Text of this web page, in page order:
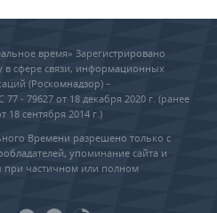
время» Зарегистрировано
в сфере связи, информационных
(Роскомнадзор) –
- 79627 от 18 декабря 2020 г. (ранее
18 сентября 2014 г.)
Времени разрешено только с
упоминание сайта и
при частичном или полном